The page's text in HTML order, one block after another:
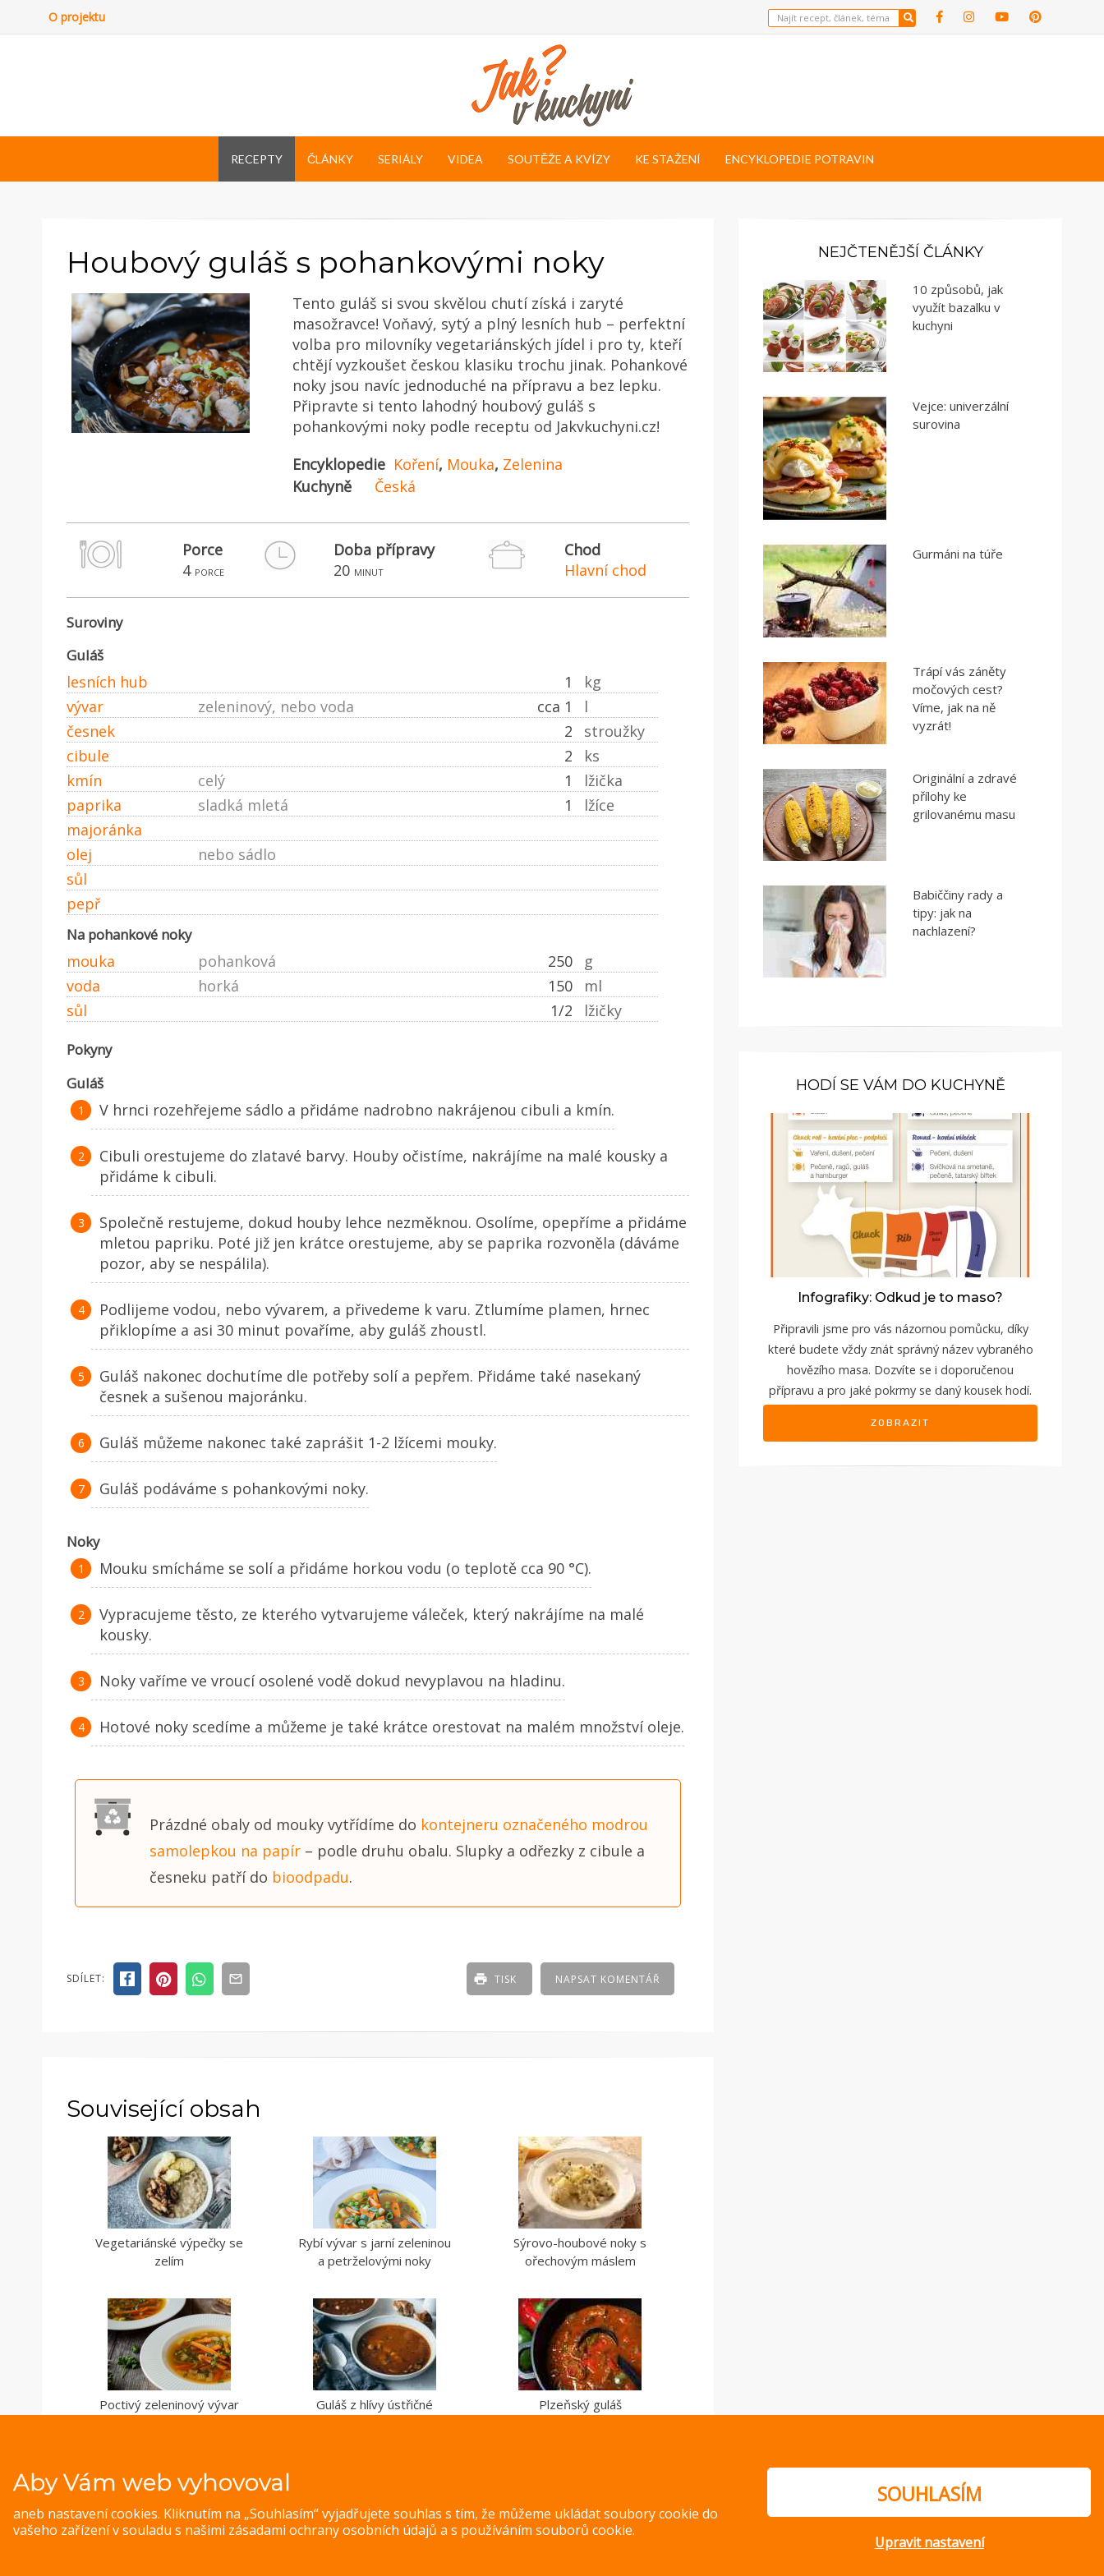
O projektu
RECEPTY ČLÁNKY SERIÁLY VIDEA SOUTĚŽE A KVÍZY KE STAŽENÍ ENCYKLOPEDIE POTRAVIN
Houbový guláš s pohankovými noky
Tento guláš si svou skvělou chutí získá i zaryté
masožravce! Voňavý, sytý a plný lesních hub – perfektní
volba pro milovníky vegetariánských jídel i pro ty, kteří
chtějí vyzkoušet českou klasiku trochu jinak. Pohankové
noky jsou navíc jednoduché na přípravu a bez lepku.
Připravte si tento lahodný houbový guláš s
pohankovými noky podle receptu od Jakvkuchyni.cz!
Encyklopedie Koření, Mouka, Zelenina
Kuchyně
Česká
Porce
4 porce
Doba přípravy
20 minut
Chod
Hlavní chod
Suroviny
Guláš
lesních hub 1
kg
vývar
cca 1 l
zeleninový, nebo voda
česnek
2
stroužky
cibule
2
ks
kmín
1 lžička
celý
paprika
1 lžíce
sladká mletá
majoránka
olej
nebo sádlo
sůl
pepř
Na pohankové noky
mouka 250 g
pohanková
voda
150 ml
horká
sůl
1/2 lžičky
Pokyny
Guláš
V hrnci rozehřejeme sádlo a přidáme nadrobno nakrájenou cibuli a kmín.
Cibuli orestujeme do zlatavé barvy. Houby očistíme, nakrájíme na malé kousky a
přidáme k cibuli.
Společně restujeme, dokud houby lehce nezměknou. Osolíme, opepříme a přidáme
mletou papriku. Poté již jen krátce orestujeme, aby se paprika rozvoněla (dáváme
pozor, aby se nespálila).
Podlijeme vodou, nebo vývarem, a přivedeme k varu. Ztlumíme plamen, hrnec
přiklopíme a asi 30 minut povaříme, aby guláš zhoustl.
Guláš nakonec dochutíme dle potřeby solí a pepřem. Přidáme také nasekaný
česnek a sušenou majoránku.
Guláš můžeme nakonec také zaprášit 1-2 lžícemi mouky.
Guláš podáváme s pohankovými noky.
Noky
Mouku smícháme se solí a přidáme horkou vodu (o teplotě cca 90 °C).
Vypracujeme těsto, ze kterého vytvarujeme váleček, který nakrájíme na malé
kousky.
Noky vaříme ve vroucí osolené vodě dokud nevyplavou na hladinu.
Hotové noky scedíme a můžeme je také krátce orestovat na malém množství oleje.
Prázdné obaly od mouky vytřídíme do kontejneru označeného modrou
samolepkou na papír – podle druhu obalu. Slupky a odřezky z cibule a
česneku patří do bioodpadu.
SDÍLET: NAPSAT KOMENTÁŘ
TISK
Související obsah
Vegetariánské výpečky se
zelím
Rybí vývar s jarní zeleninou
a petrželovými noky
Sýrovo-houbové noky s
ořechovým máslem
Poctivý zeleninový vývar Guláš z hlívy ústřičné Plzeňský guláš
NEJČTENĚJŠÍ ČLÁNKY
10 způsobů, jak
využít bazalku v
kuchyni
Vejce: univerzální
surovina
Gurmáni na túře
Trápí vás záněty
močových cest?
Víme, jak na ně
vyzrát!
Originální a zdravé
přílohy ke
grilovanému masu
Babiččiny rady a
tipy: jak na
nachlazení?
HODÍ SE VÁM DO KUCHYNĚ
Infografiky: Odkud je to maso?
Připravili jsme pro vás názornou pomůcku, díky
které budete vždy znát správný název vybraného
hovězího masa. Dozvíte se i doporučenou
přípravu a pro jaké pokrmy se daný kousek hodí.
ZOBRAZIT
Aby Vám web vyhovoval
aneb nastavení cookies. Kliknutím na „Souhlasím“ vyjadřujete souhlas s tím, že můžeme ukládat soubory cookie do
vašeho zařízení v souladu s našimi zásadami ochrany osobních údajů a s používáním souborů cookie.
SOUHLASÍM
Upravit nastavení